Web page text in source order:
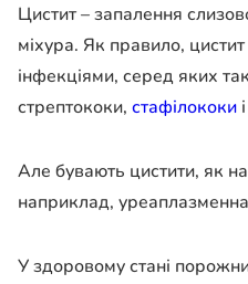
Цистит – запалення
міхура. Як правило,
інфекціями, серед яких
стрептококи, стафілококи
Але бувають цистити, як
наприклад,
У здоровому стані